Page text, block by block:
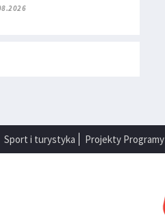
Sport i turystyka Projekty Programy